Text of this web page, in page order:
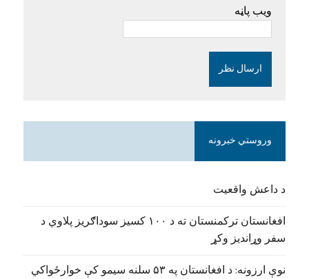
ویب پاڼه
وروستي خبرونه
د داعش واقعیت
افغانستان ترکمنستان ته د ۱۰۰ کسیز سوداګریز پلاوي د
سفر وړاندیز وکړ
نوې ارزونه: د افغانستان په ۵۳ سلنه سیمو کې خوارځواکي